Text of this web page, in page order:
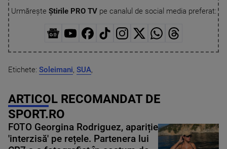
Urmărește Știrile PRO TVpe canalul de social media preferat:
Etichete: Soleimani, SUA,
ARTICOL RECOMANDAT DE
SPORT.RO
FOTO Georgina Rodriguez, apariție
'interzisă' pe rețele. Partenera lui